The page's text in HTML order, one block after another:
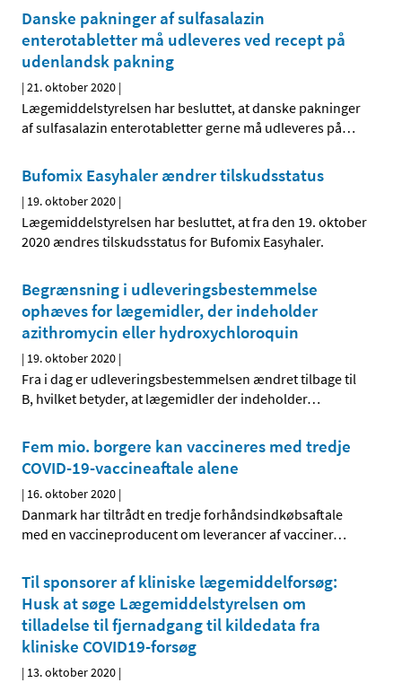
Danske pakninger af sulfasalazin
enterotabletter må udleveres ved recept på
udenlandsk pakning
|21. oktober 2020 |
Lægemiddelstyrelsen har besluttet, at danske pakninger
af sulfasalazin enterotabletter gerne må udleveres på…
Bufomix Easyhaler ændrer tilskudsstatus
| 19. oktober 2020 |
Lægemiddelstyrelsen har besluttet, at fra den 19. oktober
2020 ændres tilskudsstatus for Bufomix Easyhaler.
Begrænsning i udleveringsbestemmelse
ophæves for lægemidler, der indeholder
azithromycin eller hydroxychloroquin
| 19. oktober 2020 |
Fra i dag er udleveringsbestemmelsen ændret tilbage til
B, hvilket betyder, at lægemidler der indeholder…
Fem mio. borgere kan vaccineres med tredje
COVID-19-vaccineaftale alene
| 16. oktober 2020 |
Danmark har tiltrådt en tredje forhåndsindkøbsaftale
med en vaccineproducent om leverancer af vacciner…
Til sponsorer af kliniske lægemiddelforsøg:
Husk at søge Lægemiddelstyrelsen om
tilladelse til fjernadgang til kildedata fra
kliniske COVID19-forsøg
| 13. oktober 2020 |